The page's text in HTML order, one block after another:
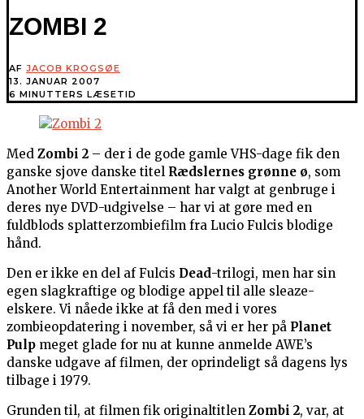
ZOMBI 2
AF JACOB KROGSØE
13. JANUAR 2007
6 MINUTTERS LÆSETID
Med Zombi 2 – der i de gode gamle VHS-dage fik den
ganske sjove danske titel Rædslernes grønne ø, som
Another World Entertainment har valgt at genbruge i
deres nye DVD-udgivelse – har vi at gøre med en
fuldblods splatterzombiefilm fra Lucio Fulcis blodige
hånd.
Den er ikke en del af Fulcis Dead-trilogi, men har sin
egen slagkraftige og blodige appel til alle sleaze-
elskere. Vi nåede ikke at få den med i vores
zombieopdatering i november, så vi er her på Planet
Pulp meget glade for nu at kunne anmelde AWE’s
danske udgave af filmen, der oprindeligt så dagens lys
tilbage i 1979.
Grunden til, at filmen fik originaltitlen Zombi 2, var, at